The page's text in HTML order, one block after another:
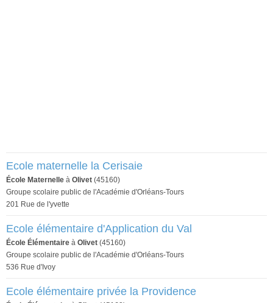
Ecole maternelle la Cerisaie
École Maternelle à Olivet (45160)
Groupe scolaire public de l'Académie d'Orléans-Tours
201 Rue de l'yvette
Ecole élémentaire d'Application du Val
École Élémentaire à Olivet (45160)
Groupe scolaire public de l'Académie d'Orléans-Tours
536 Rue d'Ivoy
Ecole élémentaire privée la Providence